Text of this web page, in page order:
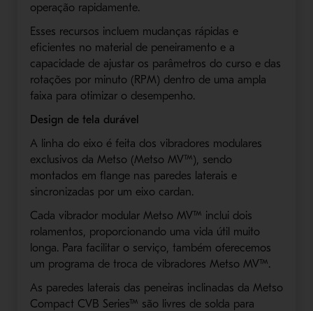
operação rapidamente.
Esses recursos incluem mudanças rápidas e
eficientes no material de peneiramento e a
capacidade de ajustar os parâmetros do curso e das
rotações por minuto (RPM) dentro de uma ampla
faixa para otimizar o desempenho.
Design de tela durável
A linha do eixo é feita dos vibradores modulares
exclusivos da Metso (Metso MV™), sendo
montados em flange nas paredes laterais e
sincronizadas por um eixo cardan.
Cada vibrador modular Metso MV™ inclui dois
rolamentos, proporcionando uma vida útil muito
longa. Para facilitar o serviço, também oferecemos
um programa de troca de vibradores Metso MV™.
As paredes laterais das peneiras inclinadas da Metso
Compact CVB Series™ são livres de solda para